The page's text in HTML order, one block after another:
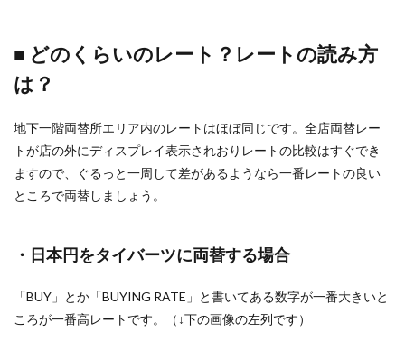
■ どのくらいのレート？レートの読み方
は？
地下一階両替所エリア内のレートはほぼ同じです。全店両替レー
トが店の外にディスプレイ表示されおりレートの比較はすぐでき
ますので、ぐるっと一周して差があるようなら一番レートの良い
ところで両替しましょう。
・日本円をタイバーツに両替する場合
「BUY」とか「BUYING RATE」と書いてある数字が一番大きいと
ころが一番高レートです。（↓下の画像の左列です）